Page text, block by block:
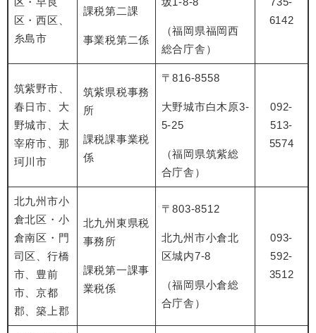
区・西区、
糸島市
課税第二課
事業税第二係
（福岡県福岡西
総合庁舎）
6142
筑紫野市、
春日市、大
野城市、太
宰府市、那
珂川市
筑紫県税事務
所
課税課事業税
係
〒816-8558
大野城市白木原3-
5-25
（福岡県筑紫総
合庁舎）
092-
513-
5574
北九州市小
倉北区・小
倉南区・門
司区、行橋
市、豊前
市、京都
郡、築上郡
北九州東県税
事務所
課税第一課事
業税係
〒803-8512
北九州市小倉北
区城内7-8
（福岡県小倉総
合庁舎）
093-
592-
3512